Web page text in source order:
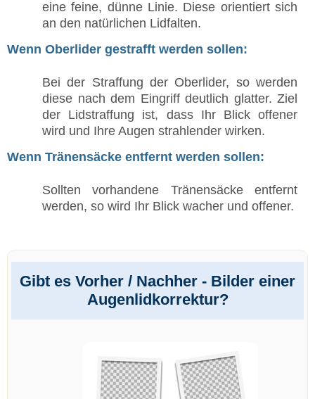
eine feine, dünne Linie. Diese orientiert sich
an den natürlichen Lidfalten.
Wenn Oberlider gestrafft werden sollen:
Bei der Straffung der Oberlider, so werden
diese nach dem Eingriff deutlich glatter. Ziel
der Lidstraffung ist, dass Ihr Blick offener
wird und Ihre Augen strahlender wirken.
Wenn Tränensäcke entfernt werden sollen:
Sollten vorhandene Tränensäcke entfernt
werden, so wird Ihr Blick wacher und offener.
Gibt es Vorher / Nachher - Bilder einer
Augenlidkorrektur?